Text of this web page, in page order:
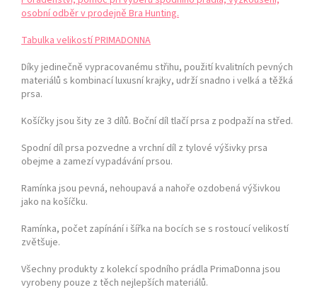
osobní odběr v prodejně Bra Hunting.
Tabulka velikostí PRIMADONNA
Díky jedinečně vypracovanému střihu, použití kvalitních pevných
materiálů s kombinací luxusní krajky, udrží snadno i velká a těžká
prsa.
Košíčky jsou šity ze 3 dílů. Boční díl tlačí prsa z podpaží na střed.
Spodní díl prsa pozvedne a vrchní díl z tylové výšivky prsa
obejme a zamezí vypadávání prsou.
Ramínka jsou pevná, nehoupavá a nahoře ozdobená výšivkou
jako na košíčku.
Ramínka, počet zapínání i šířka na bocích se s rostoucí velikostí
zvětšuje.
Všechny produkty z kolekcí spodního prádla PrimaDonna jsou
vyrobeny pouze z těch nejlepších materiálů.